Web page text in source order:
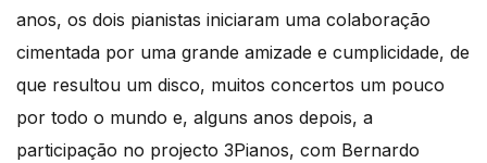
anos, os dois pianistas iniciaram uma colaboração
cimentada por uma grande amizade e cumplicidade, de
que resultou um disco, muitos concertos um pouco
por todo o mundo e, alguns anos depois, a
participação no projecto 3Pianos, com Bernardo